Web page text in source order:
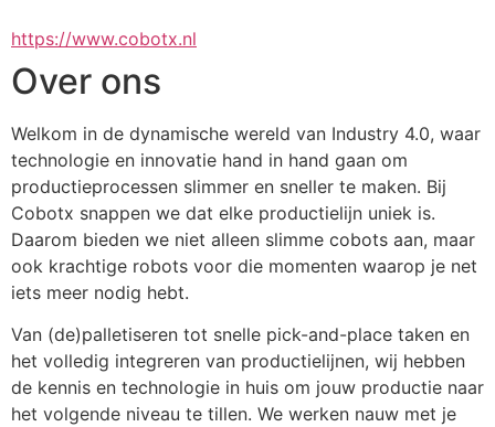
https://www.cobotx.nl
Over ons
Welkom in de dynamische wereld van Industry 4.0, waar
technologie en innovatie hand in hand gaan om
productieprocessen slimmer en sneller te maken. Bij
Cobotx snappen we dat elke productielijn uniek is.
Daarom bieden we niet alleen slimme cobots aan, maar
ook krachtige robots voor die momenten waarop je net
iets meer nodig hebt.
Van (de)palletiseren tot snelle pick-and-place taken en
het volledig integreren van productielijnen, wij hebben
de kennis en technologie in huis om jouw productie naar
het volgende niveau te tillen. We werken nauw met je